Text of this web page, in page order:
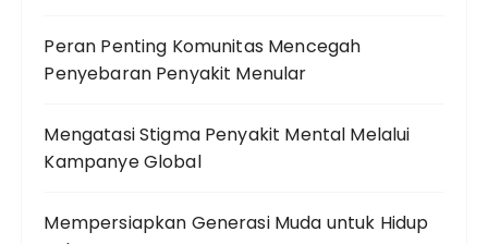
Peran Penting Komunitas Mencegah
Penyebaran Penyakit Menular
Mengatasi Stigma Penyakit Mental Melalui
Kampanye Global
Mempersiapkan Generasi Muda untuk Hidup